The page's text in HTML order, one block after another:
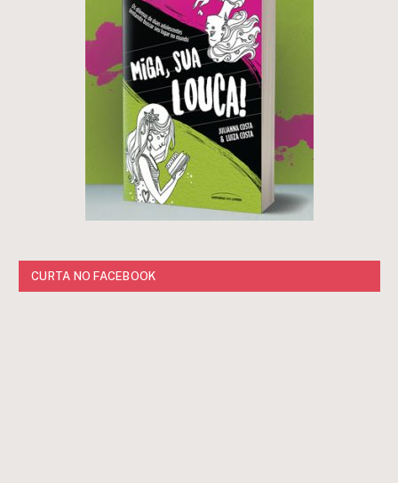
CURTA NO FACEBOOK